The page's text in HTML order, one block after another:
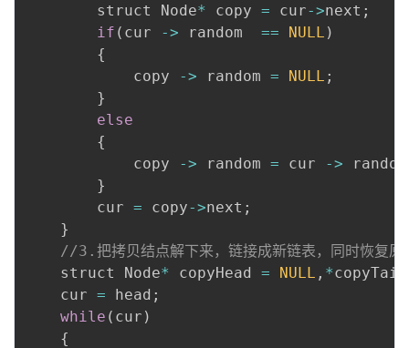
        struct Node
* copy = cur->next ;
if ( cur -> random == NULL )
{
            copy
-> random = NULL ;
}
else
{
            copy
-> random = cur ->
}
        cur
= copy->next ;
}
//3.把拷贝结点解下来，链接成新链表，同时恢复原
    struct Node
* copyHead = NULL , *
    cur
= head ;
while ( cur )
{